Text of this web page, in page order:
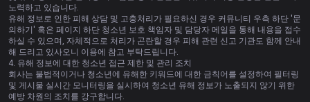
노력하고 있습니다.
유해 정보로 인한 피해 상담 및 고충처리가 필요하신 경우 커뮤니티 우측 하단 '문
의하기' 혹은 페이지 하단 청소년 보호 책임자 및 담당자 메일을 통해 내용을 접수
하실 수 있으며, 자체적으로 처리가 곤란할 경우 피해 관련 신고 기관도 함께 안내
해 드리고 있사오니 이용에 참고 부탁드립니다.
4. 유해 정보에 대한 청소년 접근 제한 및 관리 조치
회사는 불법적이거나 청소년에 유해한 키워드에 대한 금칙어를 설정하여 필터링
및 게시물 실시간 모니터링을 실시하여 청소년 유해 정보가 노출되지 않기 위한
예방 차원의 조치를 강구합니다.